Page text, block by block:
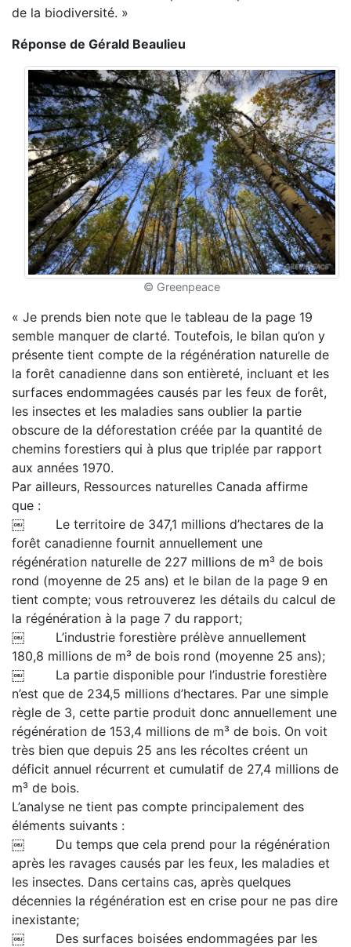
de la biodiversité. »
Réponse de Gérald Beaulieu
© Greenpeace
« Je prends bien note que le tableau de la page 19
semble manquer de clarté. Toutefois, le bilan qu’on y
présente tient compte de la régénération naturelle de
la forêt canadienne dans son entièreté, incluant et les
surfaces endommagées causés par les feux de forêt,
les insectes et les maladies sans oublier la partie
obscure de la déforestation créée par la quantité de
chemins forestiers qui à plus que triplée par rapport
aux années 1970.
Par ailleurs, Ressources naturelles Canada affirme
que :
￼ Le territoire de 347,1 millions d’hectares de la
forêt canadienne fournit annuellement une
régénération naturelle de 227 millions de m³ de bois
rond (moyenne de 25 ans) et le bilan de la page 9 en
tient compte; vous retrouverez les détails du calcul de
la régénération à la page 7 du rapport;
￼ L’industrie forestière prélève annuellement
180,8 millions de m³ de bois rond (moyenne 25 ans);
￼ La partie disponible pour l’industrie forestière
n’est que de 234,5 millions d’hectares. Par une simple
règle de 3, cette partie produit donc annuellement une
régénération de 153,4 millions de m³ de bois. On voit
très bien que depuis 25 ans les récoltes créent un
déficit annuel récurrent et cumulatif de 27,4 millions de
m³ de bois.
L’analyse ne tient pas compte principalement des
éléments suivants :
￼ Du temps que cela prend pour la régénération
après les ravages causés par les feux, les maladies et
les insectes. Dans certains cas, après quelques
décennies la régénération est en crise pour ne pas dire
inexistante;
￼ Des surfaces boisées endommagées par les